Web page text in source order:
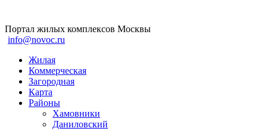
Портал жилых комплексов Москвы
info@novoc.ru
Жилая
Коммерческая
Загородная
Карта
Районы
Хамовники
Даниловский